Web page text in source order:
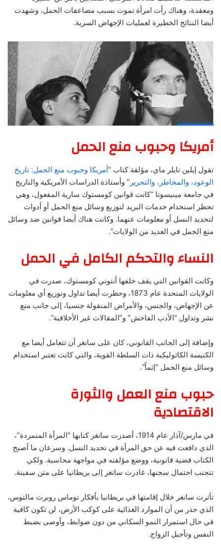
ومعقدة، وهناك رأت امرأة تموت بسبب مضاعفات الحمل، وشهدت
أيضا النتائج الخطيرة لعمليات الإجهاض السرية.
أمريكا وحبوب منع الحمل
تقول إيلين تايلر ماي، مؤلفة كتاب “أمريكا وحبوب منع الحمل: تاريخ
الوعود، والمخاطر، والتحرير ” وأستاذة الدراسات الأمريكية والتاريخ
في جامعة مينيسوتا “كانت قوانين كومستوك سارية المفعول، وهي
تحظر استخدام خدمات البريد لتوزيع وسائل منع الحمل أو أدوات
لتحديد النسل أو معلومات عنهما. وكانت هناك أيضا قوانين ضد وسائل
منع الحمل في العديد من الولايات”.
النساء والتحكم الكامل في الحمل
وكانت القوانين التي يقف خلفها أنتوني كومستوك، صدرت في
الولايات المتحدة عام 1873، وحظرت أيضا تداول وتوزيع أي معلومات
عن الإجهاض، والجنس، والأمراض المنقولة جنسيا، إلى جانب منع
نشر وتداول “الأدب الفاحش” و”المقالات غير الأخلاقية”.
وإضافة إلى الجانب القانوني، كان على سانغر أن تتعامل أيضا مع
الكنيسة الكاثوليكية ذات السلطة القوية، والتي كانت تعتبر استخدام
وسائل منع الحمل “إثماً”.
حبوب منع العمل والثورة
الاقتصادية
في مارس/آذار عام 1914، أصدرت سانغر كتابها “المرأة المتمردة”،
الذي دافعت فيه عن حق المرأة في تحديد النسل. وسرعان ما أصبح
الكتاب قضية قانونية، ووضع مؤلفته في مواجهة محاسبة. ولكي
تتجنب احتمال سجنها، غادرت سانغر إلى بريطانيا على متن سفينة.
تأثرت سانغر خلال إقامتها في بريطانيا بأفكار توماس روبرت مالتوس،
الذي حذر من أن الموارد الغذائية على كوكب الأرض، لن تكون كافية
في حال استمرار النمو السكاني من دون ضوابط، وأوصى بضبط
النفس وتأجيل الزواج.